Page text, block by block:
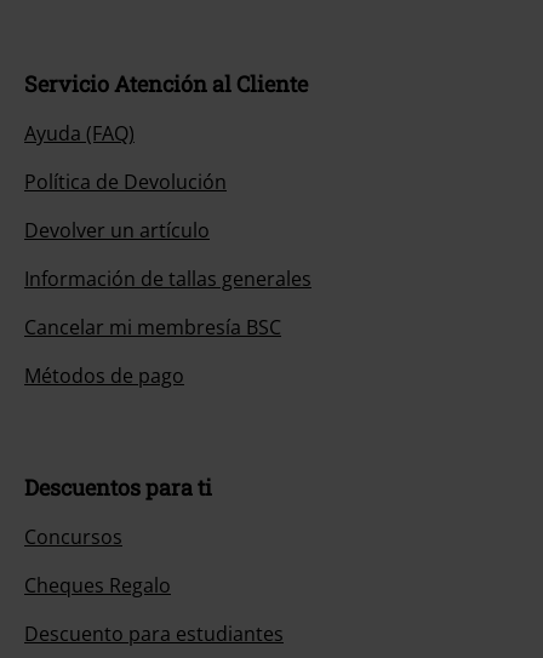
Servicio Atención al Cliente
Ayuda (FAQ)
Política de Devolución
Devolver un artículo
Información de tallas generales
Cancelar mi membresía BSC
Métodos de pago
Descuentos para ti
Concursos
Cheques Regalo
Descuento para estudiantes